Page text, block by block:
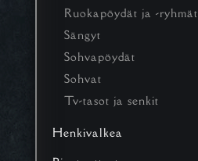
Ruokapöydät ja -ryhmät
Sängyt
Sohvapöydät
Sohvat
Tv-tasot ja senkit
Henkivalkea